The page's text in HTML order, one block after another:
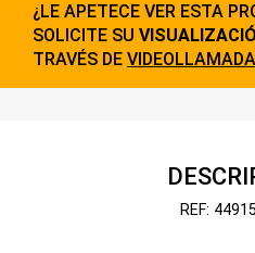
¿LE APETECE VER ESTA
SOLICITE SU
TRAVÉS DE VIDEOLLAMADA
REF: